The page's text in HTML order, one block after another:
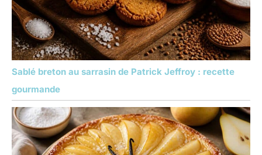
Sablé breton au sarrasin de Patrick Jeffroy : recette
gourmande